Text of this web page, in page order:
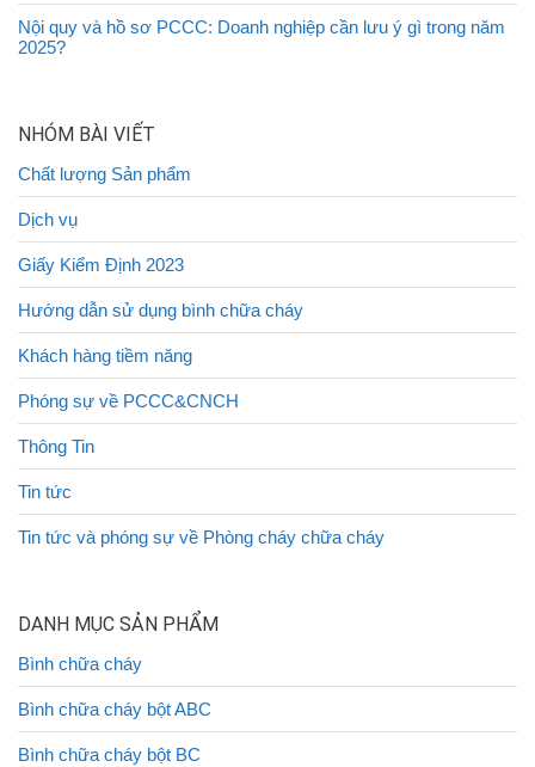
Nội quy và hồ sơ PCCC: Doanh nghiệp cần lưu ý gì trong năm
2025?
NHÓM BÀI VIẾT
Chất lượng Sản phẩm
Dịch vụ
Giấy Kiểm Định 2023
Hướng dẫn sử dụng bình chữa cháy
Khách hàng tiềm năng
Phóng sự về PCCC&CNCH
Thông Tin
Tin tức
Tin tức và phóng sự về Phòng cháy chữa cháy
DANH MỤC SẢN PHẨM
Bình chữa cháy
Bình chữa cháy bột ABC
Bình chữa cháy bột BC